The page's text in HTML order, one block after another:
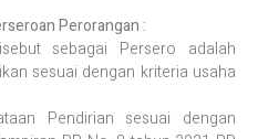
Perorangan :
sebagai Persero adalah
sesuai dengan kriteria usaha
Pendirian sesuai dengan